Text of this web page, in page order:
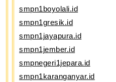
smpn1boyolali.id
smpn1gresik.id
smpn1jayapura.id
smpn1jember.id
smpnegeri1jepara.id
smpn1karanganyar.id